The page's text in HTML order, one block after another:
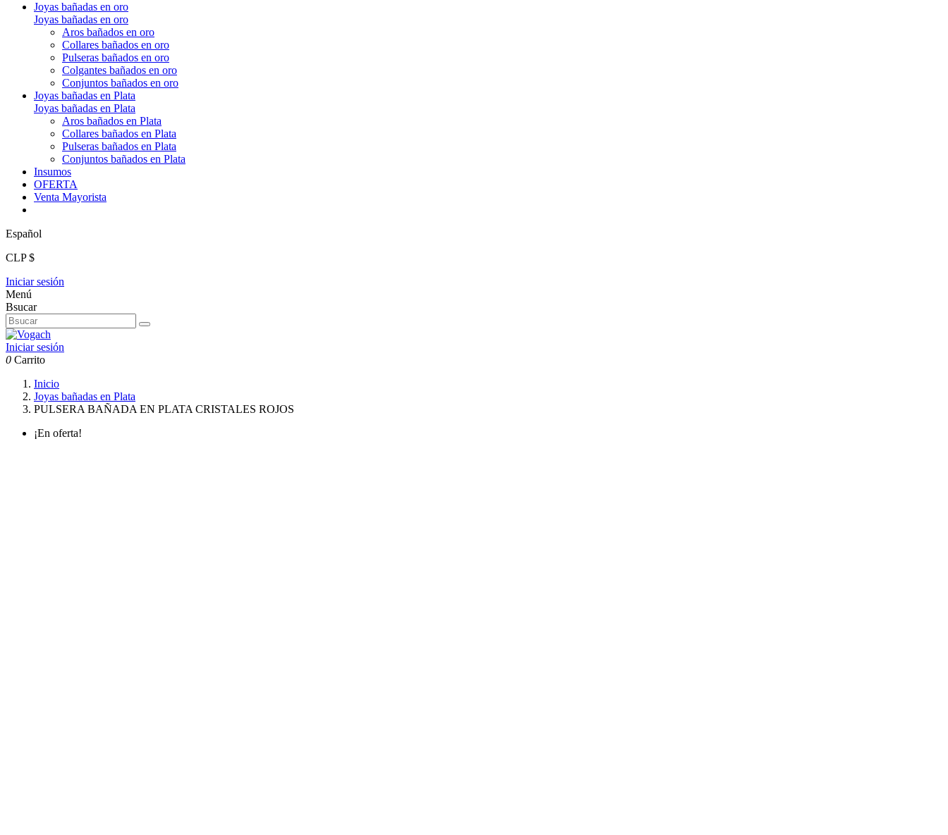
Joyas bañadas en oro
Joyas bañadas en oro
Aros bañados en oro
Collares bañados en oro
Pulseras bañados en oro
Colgantes bañados en oro
Conjuntos bañados en oro
Joyas bañadas en Plata
Joyas bañadas en Plata
Aros bañados en Plata
Collares bañados en Plata
Pulseras bañados en Plata
Conjuntos bañados en Plata
Insumos
OFERTA
Venta Mayorista
Español
CLP $
Iniciar sesión
Menú
Bsucar
Iniciar sesión
0 Carrito
Inicio
Joyas bañadas en Plata
PULSERA BAÑADA EN PLATA CRISTALES ROJOS
¡En oferta!